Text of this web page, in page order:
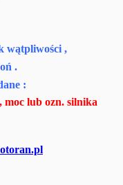
wątpliwości ,
.
:
lub ozn. silnika